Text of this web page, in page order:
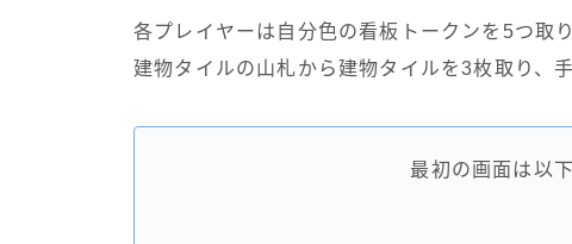
各プレイヤーは自分色の看板トークンを5つ取り
建物タイルの山札から建物タイルを3枚取り、
最初の画面は以